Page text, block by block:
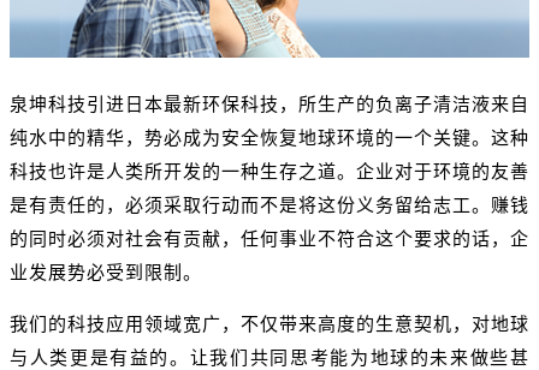
泉坤科技引进日本最新环保科技，所生产的负离子清洁液来自
纯水中的精华，势必成为安全恢复地球环境的一个关键。这种
科技也许是人类所开发的一种生存之道。企业对于环境的友善
是有责任的，必须采取行动而不是将这份义务留给志工。赚钱
的同时必须对社会有贡献，任何事业不符合这个要求的话，企
业发展势必受到限制。
我们的科技应用领域宽广，不仅带来高度的生意契机，对地球
与人类更是有益的。让我们共同思考能为地球的未来做些甚